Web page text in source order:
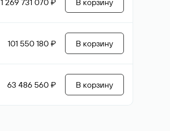
1 269 731 070 ₽ В корзину
101 550 180 ₽ В корзину
63 486 560 ₽ В корзину